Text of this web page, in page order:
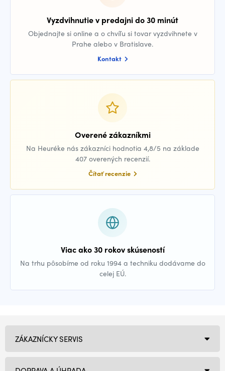
Vyzdvihnutie v predajni do 30 minút
Objednajte si online a o chvíľu si tovar vyzdvihnete v
Prahe alebo v Bratislave.
Kontakt
Overené zákazníkmi
Na Heuréke nás zákazníci hodnotia 4,8/5 na základe
407 overených recenzií.
Čítať recenzie
Viac ako 30 rokov skúseností
Na trhu pôsobíme od roku 1994 a techniku dodávame do
celej EÚ.
ZÁKAZNÍCKY SERVIS